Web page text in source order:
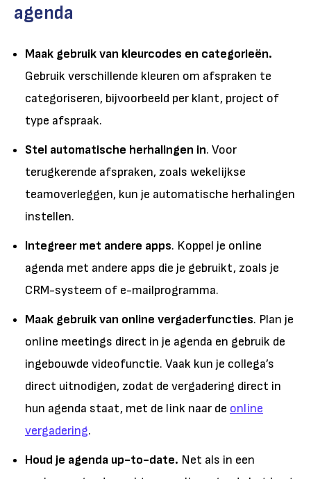
agenda
Maak gebruik van kleurcodes en categorieën.
Gebruik verschillende kleuren om afspraken te
categoriseren, bijvoorbeeld per klant, project of
type afspraak.
Stel automatische herhalingen in. Voor
terugkerende afspraken, zoals wekelijkse
teamoverleggen, kun je automatische herhalingen
instellen.
Integreer met andere apps. Koppel je online
agenda met andere apps die je gebruikt, zoals je
CRM-systeem of e-mailprogramma.
Maak gebruik van online vergaderfuncties. Plan je
online meetings direct in je agenda en gebruik de
ingebouwde videofunctie. Vaak kun je collega’s
direct uitnodigen, zodat de vergadering direct in
hun agenda staat, met de link naar de online
vergadering.
Houd je agenda up-to-date. Net als in een